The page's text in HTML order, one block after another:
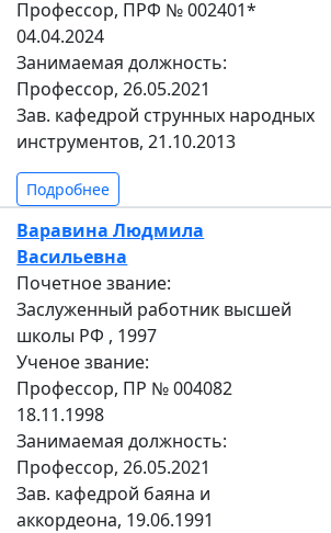
Профессор, ПРФ № 002401*
04.04.2024
Занимаемая должность:
Профессор, 26.05.2021
Зав. кафедрой струнных народных
инструментов, 21.10.2013
Подробнее
Варавина Людмила
Васильевна
Почетное звание:
Заслуженный работник высшей
школы РФ , 1997
Ученое звание:
Профессор, ПР № 004082
18.11.1998
Занимаемая должность:
Профессор, 26.05.2021
Зав. кафедрой баяна и
аккордеона, 19.06.1991